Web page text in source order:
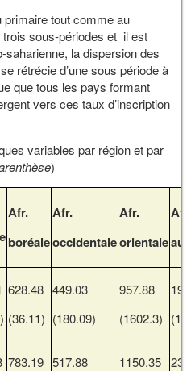
primaire tout comme au
trois sous-périodes et il est
saharienne, la dispersion des
rétrécie d’une sous période à
que tous les pays formant
vers ces taux d’inscription
variables par région et par
)
Afr.
boréale
Afr.
occidentale
Afr.
orientale
Afr.
628.48
(36.11)
449.03
(180.09)
957.88
(1602.3)
783.19 517.88 1150.35